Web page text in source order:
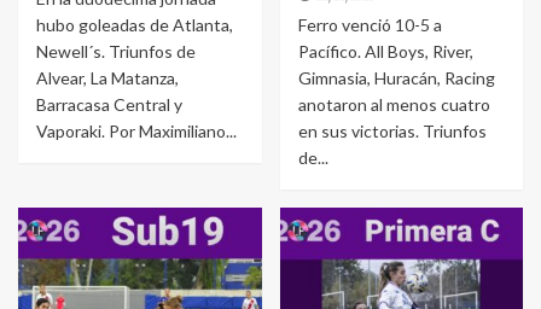
hubo goleadas de Atlanta,
Newell´s. Triunfos de
Alvear, La Matanza,
Barracasa Central y
Vaporaki. Por Maximiliano...
Ferro venció 10-5 a
Pacífico. All Boys, River,
Gimnasia, Huracán, Racing
anotaron al menos cuatro
en sus victorias. Triunfos
de...